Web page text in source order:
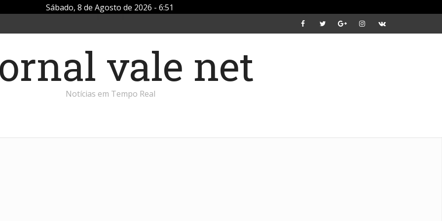
Sábado, 8 de Agosto de 2026 - 6:51
Notícias em Tempo Real